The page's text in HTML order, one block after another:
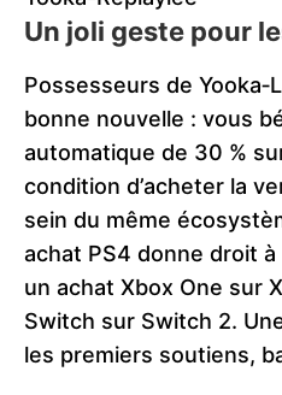
Un joli geste pour
Possesseurs de
bonne nouvelle : vous
automatique de 30 %
condition d’acheter la
sein du même
achat PS4 donne droit
un achat Xbox One sur
Switch sur Switch 2.
les premiers soutiens,